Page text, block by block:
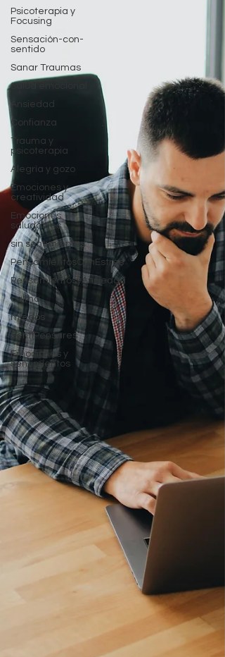
Psicoterapia y
Focusing
Sensación-con-
sentido
Sanar Traumas
Salud emocional
Ansiedad
Confianza
Trauma y
psicoterapia
Alegría y gozo
Emociones y
creatividad
Emociones
saludables
sin sentimientos
PensamientosConEstrés
PensamientosyAnsiedad
calma
miedos
SentiPensares
Emociones y
sentimientos